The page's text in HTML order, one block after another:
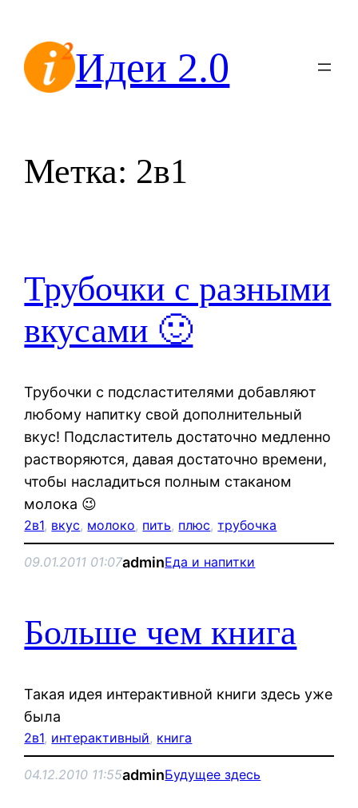
содержимомуИдеи 2.0
Метка: 2в1
Трубочки с разными
вкусами 🙂
Трубочки с подсластителями добавляют
любому напитку свой дополнительный
вкус! Подсластитель достаточно медленно
растворяются, давая достаточно времени,
чтобы насладиться полным стаканом
молока 😉
2в1, вкус, молоко, пить, плюс, трубочка
09.01.2011 01:07adminЕда и напитки
Больше чем книга
Такая идея интерактивной книги здесь уже
была
2в1, интерактивный, книга
04.12.2010 11:55adminБудущее здесь